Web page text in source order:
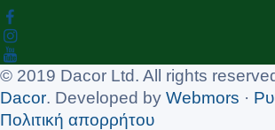
© 2019 Dacor Ltd. All rights
Dacor. Developed by Webmors ·
Πολιτική απορρήτου